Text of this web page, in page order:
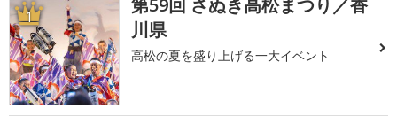
1
第59回 さぬき高松まつり／香
川県
高松の夏を盛り上げる一大イベント